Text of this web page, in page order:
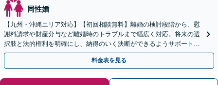
同性婚
【九州・沖縄エリア対応】【初回相談無料】離婚の検討段階から、慰
謝料請求や財産分与など離婚時のトラブルまで幅広く対応。将来の選
択肢と法的権利を明確にし、納得のいく決断ができるようサポートい
たします【当日・休日・夜間相談OK】
料金表を見る